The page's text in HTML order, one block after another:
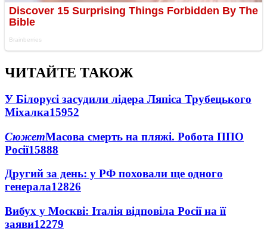
ЧИТАЙТЕ ТАКОЖ
У Білорусі засудили лідера Ляпіса Трубецького
Міхалка15952
СюжетМасова смерть на пляжі. Робота ППО
Росії15888
Другий за день: у РФ поховали ще одного
генерала12826
Вибух у Москві: Італія відповіла Росії на її
заяви12279